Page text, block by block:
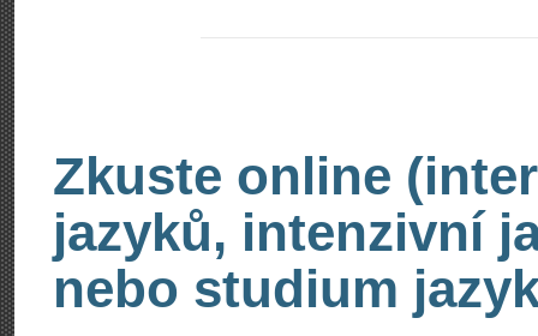
Zkuste online
jazyků, intenzivní
nebo studium